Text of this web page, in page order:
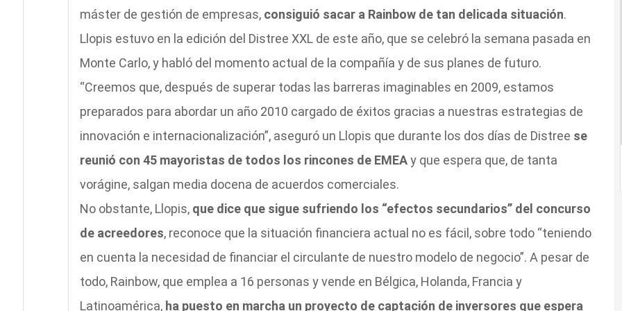
máster de gestión de empresas, consiguió sacar a Rainbow de tan delicada situación.
Llopis estuvo en la edición del Distree XXL de este año, que se celebró la semana pasada en
Monte Carlo, y habló del momento actual de la compañía y de sus planes de futuro.
“Creemos que, después de superar todas las barreras imaginables en 2009, estamos
preparados para abordar un año 2010 cargado de éxitos gracias a nuestras estrategias de
innovación e internacionalización”, aseguró un Llopis que durante los dos días de Distree se
reunió con 45 mayoristas de todos los rincones de EMEAy que espera que, de tanta
vorágine, salgan media docena de acuerdos comerciales.
No obstante, Llopis, que dice que sigue sufriendo los “efectos secundarios” del concurso
de acreedores, reconoce que la situación financiera actual no es fácil, sobre todo “teniendo
en cuenta la necesidad de financiar el circulante de nuestro modelo de negocio”. A pesar de
todo, Rainbow, que emplea a 16 personas y vende en Bélgica, Holanda, Francia y
Latinoamérica, ha puesto en marcha un proyecto de captación de inversores que espera